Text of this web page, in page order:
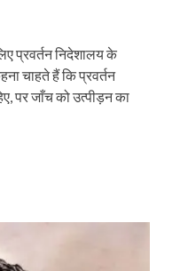
प्रवर्तन निदेशालय के
चाहते हैं कि प्रवर्तन
पर जाँच को उत्पीड़न का